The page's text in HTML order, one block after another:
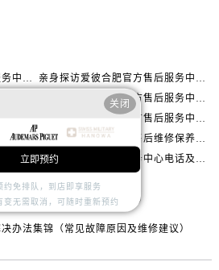
山西省晋城市城区黄华街爱彼售后服务中心（需提前预约）
山西省晋中市榆次区顺城街爱彼售后服务中心（需提前预约）
山西省吕梁市离石区永宁中路与建设街交叉口爱彼售后服务中心（需提前预约）
山西省长治市潞州区英雄中路爱彼售后服务中心（需提前预约）
亲身探访爱彼天津官方售后服务中心｜全部地址与售后电话（2026年7月最新）
亲身探访爱彼合肥官方售后服务中心｜热线电话与网点地址（2026年7月最新）
亲身探访爱彼常州官方售后服务中心｜热线与地址（2026年7月最新）
亲身探访爱彼泉州官方售后服务中心｜服务热线及具体地址（2026年7月最新）
亲身探访爱彼绍兴官方售后服务中心｜网点地址与售后热线（2026年7月最新）
爱彼维修服务店地址售后维修保养中心权威公示（2026年7月最新）
爱彼中国官方售后服务中心服务热线及全部地址实地考察报告_多信源验证（2026年7月最新）
爱彼中国官方售后服务中心电话及详细维修地址实地考察报告_多信源验证（2026年7月最新）
么（调整与保养的实用指南）
办法集锦（常见故障原因及维修建议）
关闭
立即预约
约免排队，到店即享服务
变无需取消，可随时重新预约